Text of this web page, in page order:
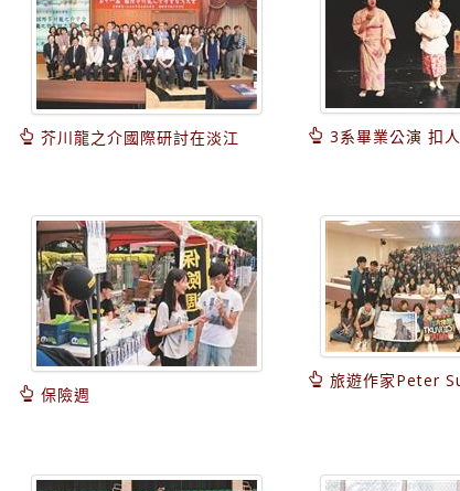
芥川龍之介國際研討在淡江 3系畢業公演 扣
保險週
旅遊作家Peter